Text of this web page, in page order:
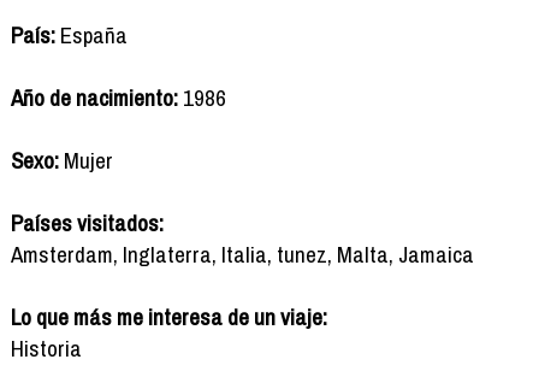
País:España
Año de nacimiento:1986
Sexo:Mujer
Países visitados:
Amsterdam, Inglaterra, Italia, tunez, Malta, Jamaica
Lo que más me interesa de un viaje:
Historia